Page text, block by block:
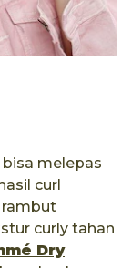
melepas
curl
curly tahan
Dry